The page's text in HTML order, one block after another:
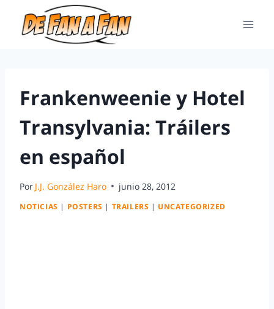
Frankenweenie y Hotel
Transylvania: Tráilers
en español
Por J.J. González Haro junio 28, 2012
NOTICIAS | POSTERS | TRAILERS | UNCATEGORIZED